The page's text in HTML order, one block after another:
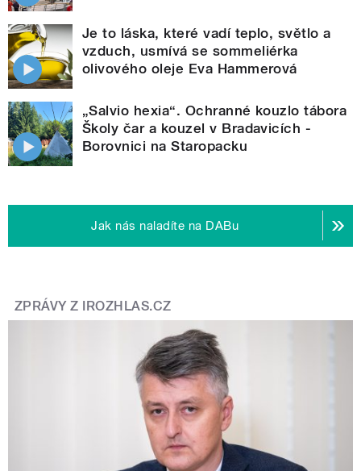
Je to láska, které vadí teplo, světlo a
vzduch, usmívá se sommeliérka
olivového oleje Eva Hammerová
„Salvio hexia“. Ochranné kouzlo tábora
Školy čar a kouzel v Bradavicích -
Borovnici na Staropacku
Jak nás naladíte na DABu
ZPRÁVY Z IROZHLAS.CZ